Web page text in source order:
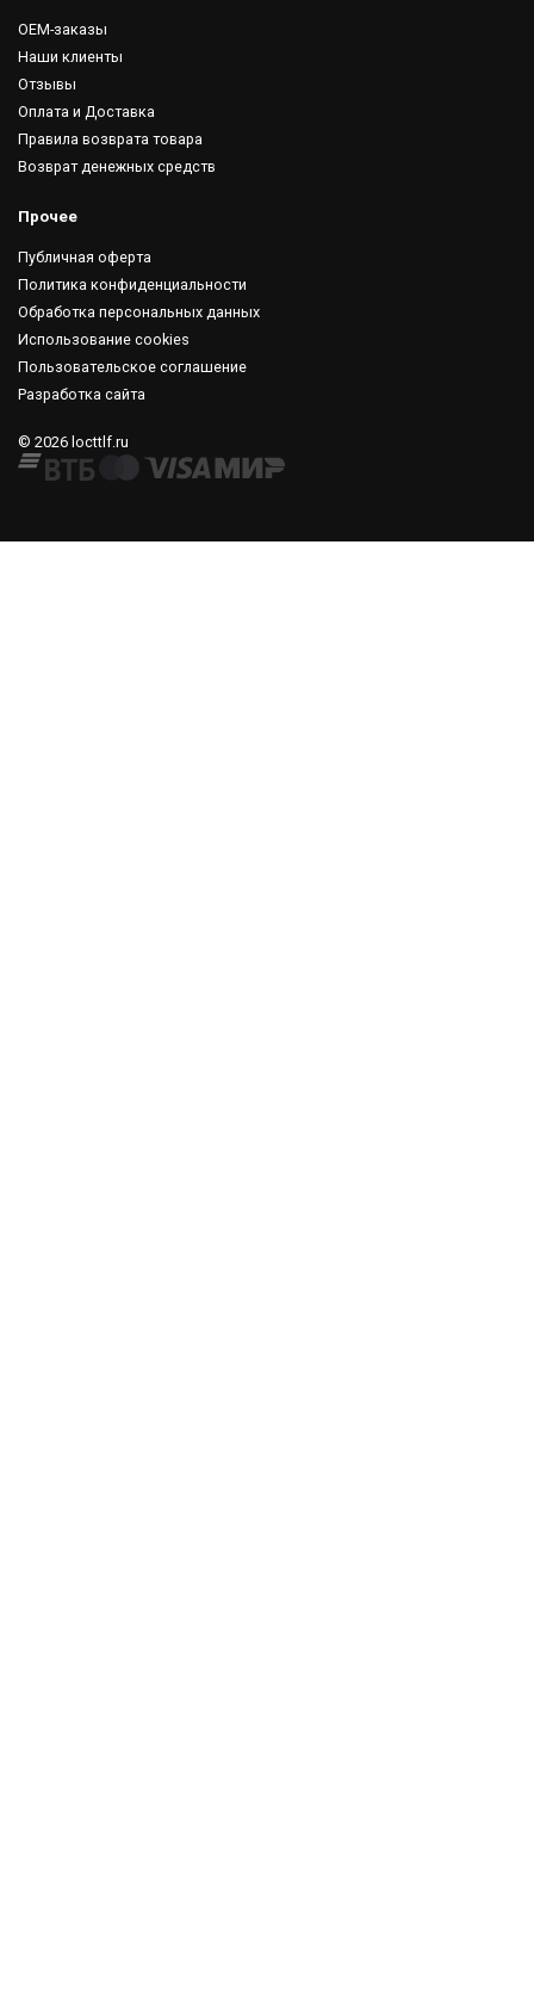
OEM-заказы
Наши клиенты
Отзывы
Оплата и Доставка
Правила возврата товара
Возврат денежных средств
Прочее
Публичная оферта
Политика конфиденциальности
Обработка персональных данных
Использование cookies
Пользовательское соглашение
Разработка сайта
© 2026 locttlf.ru